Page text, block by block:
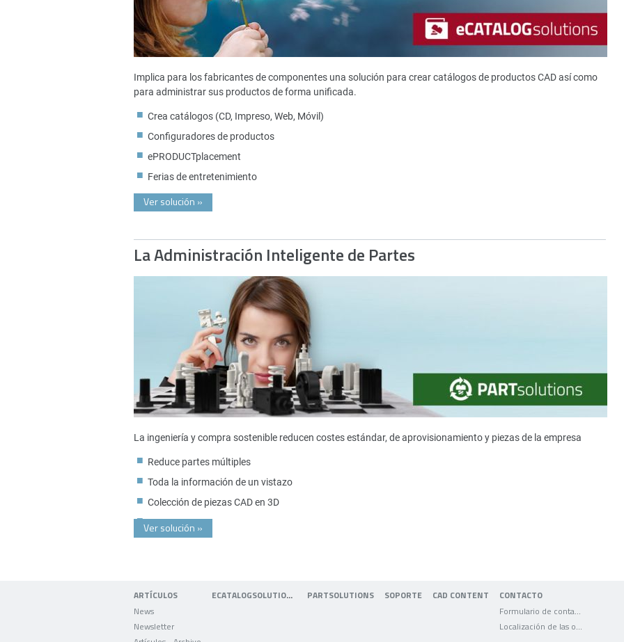
Implica para los fabricantes de componentes una solución para crear catálogos de productos CAD así como
para administrar sus productos de forma unificada.
Crea catálogos (CD, Impreso, Web, Móvil)
Configuradores de productos
ePRODUCTplacement
Ferias de entretenimiento
Ver solución »
La Administración Inteligente de Partes
La ingeniería y compra sostenible reducen costes estándar, de aprovisionamiento y piezas de la empresa
Reduce partes múltiples
Toda la información de un vistazo
Colección de piezas CAD en 3D
Ver solución »
ARTÍCULOS
News
Newsletter
ECATALOGSOLUTIONS PARTSOLUTIONS SOPORTE CAD CONTENT CONTACTO